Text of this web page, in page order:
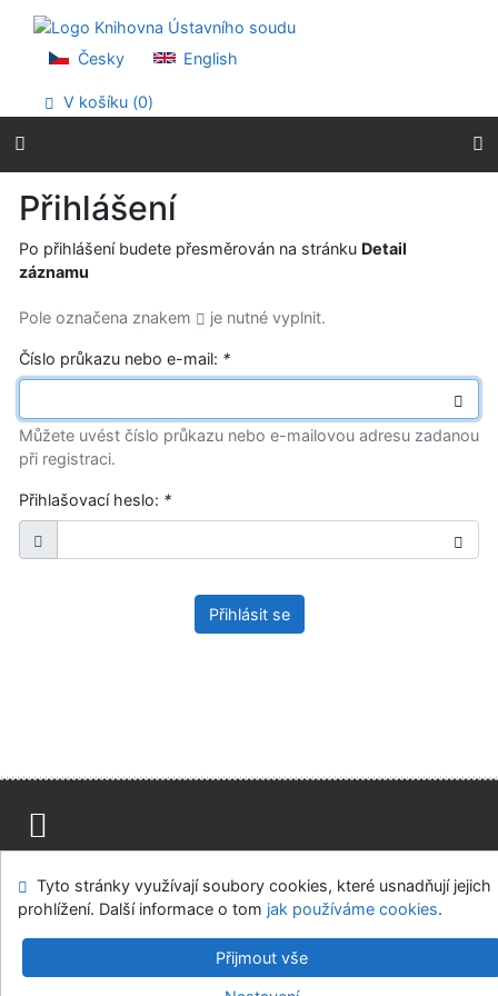
Přejít na menu
Prohlášení o webové přístupnosti
Česky English
V košíku (0)
Přihlášení
Po přihlášení budete přesměrován na stránku Detail
záznamu
Pole označena znakem je nutné vyplnit.
Číslo průkazu nebo e-mail: *
Můžete uvést číslo průkazu nebo e-mailovou adresu zadanou
při registraci.
Přihlašovací heslo: *
Přihlásit se
Modul OpenSearch
Napište nám Nastavení cookies
Ústavní soud, IČO: 48513687, se sídlem Joštova 625/8,
Tyto stránky využívají soubory cookies, které usnadňují jejich
prohlížení. Další informace o tom jak používáme cookies.
Přijmout vše